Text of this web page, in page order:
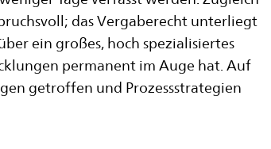
das Vergaberecht unterliegt
ein großes, hoch spezialisiertes
permanent im Auge hat. Auf
getroffen und Prozessstrategien